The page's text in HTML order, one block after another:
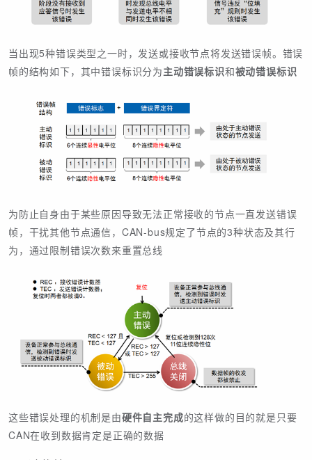
当出现5种错误类型之一时，发送或接收节点将发送错误帧。错误
帧的结构如下，其中错误标识分为主动错误标识和被动错误标识
为防止自身由于某些原因导致无法正常接收的节点一直发送错误
帧，干扰其他节点通信，CAN-bus规定了节点的3种状态及其行
为，通过限制错误次数来重置总线
这些错误处理的机制是由硬件自主完成的这样做的目的就是只要
CAN在收到数据肯定是正确的数据